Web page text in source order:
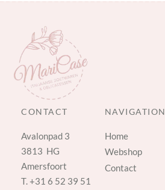
CONTACT
Avalonpad 3
3813 HG
Amersfoort
T.+31 6 52 39 51
NAVIGATION
Home
Webshop
Contact